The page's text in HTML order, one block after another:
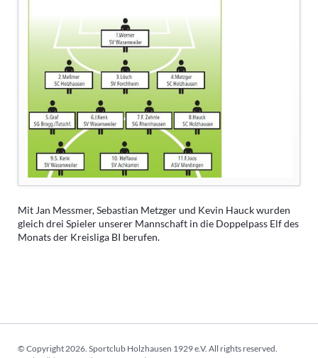
Mit Jan Messmer, Sebastian Metzger und Kevin Hauck wurden
gleich drei Spieler unserer Mannschaft in die Doppelpass Elf des
Monats der Kreisliga BI berufen.
© Copyright 2026. Sportclub Holzhausen 1929 e.V. All rights reserved.